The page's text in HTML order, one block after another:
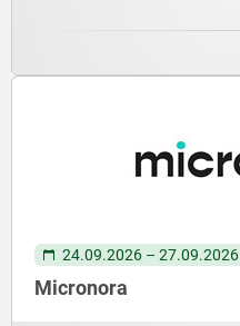
24.09.2026 – 27.09.2026
Micronora